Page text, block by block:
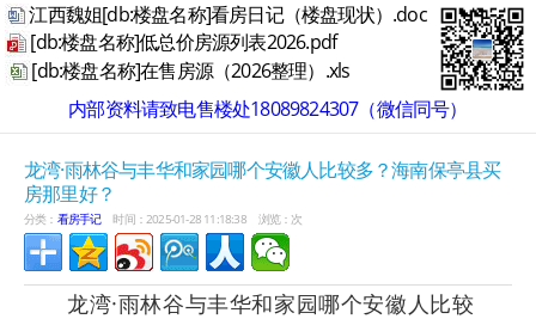
江西魏姐[db:楼盘名称]看房日记（楼盘现状）.doc
[db:楼盘名称]低总价房源列表2026.pdf
[db:楼盘名称]在售房源（2026整理）.xls
内部资料请致电售楼处18089824307（微信同号）
龙湾·雨林谷与丰华和家园哪个安徽人比较多？海南保亭县买
房那里好？
分类： 看房手记 时间：2025-01-28 11:18:38 浏览： 次
龙湾·雨林谷与丰华和家园哪个安徽人比较